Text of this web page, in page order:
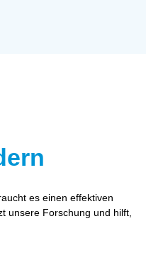
es einen effektiven
unsere Forschung und hilft,